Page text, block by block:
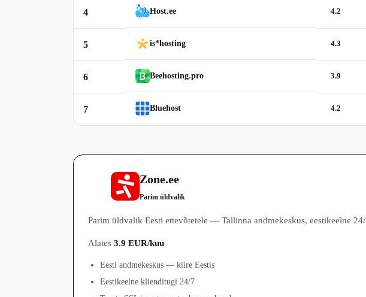
4 Host.ee 4.2
5 is*hosting 4.3
6 Beehosting.pro 3.9
7 Bluehost 4.2
Zone.ee
Parim üldvalik
Parim üldvalik Eesti ettevõtetele — Tallinna andmekeskus, eestikeelne
Alates 3.9 EUR/kuu
Eesti andmekeskus — kiire Eestis
Eestikeelne klienditugi 24/7